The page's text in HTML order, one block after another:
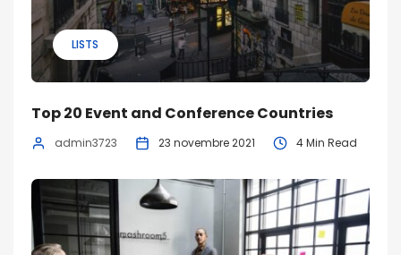
LISTS
Top 20 Event and Conference Countries
admin3723 23 novembre 2021 4 Min Read